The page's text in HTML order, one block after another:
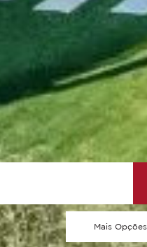
Mais Opções